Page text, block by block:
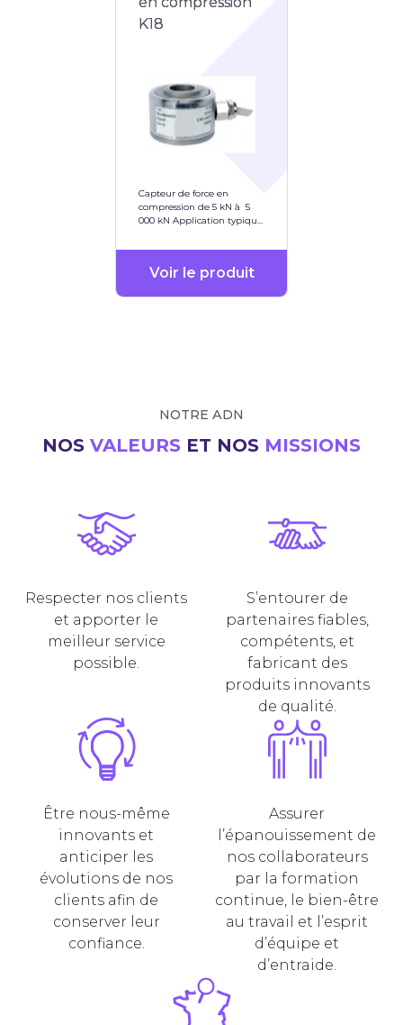
K18
Capteur de force en
compression de 5 kN à 5
000 kN Application typique
Voir le produit
NOTRE ADN
NOS VALEURS ET NOS MISSIONS
Respecter nos clients
et apporter le
meilleur service
possible.
S’entourer de
partenaires fiables,
compétents, et
fabricant des
produits innovants
de qualité.
Être nous-même
innovants et
anticiper les
évolutions de nos
clients afin de
conserver leur
confiance.
Assurer
l’épanouissement de
nos collaborateurs
par la formation
continue, le bien-être
au travail et l’esprit
d’équipe et
d’entraide.